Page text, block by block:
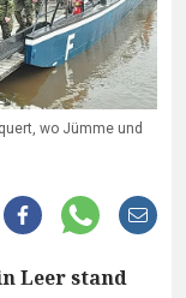
wo Jümme und
Leer stand